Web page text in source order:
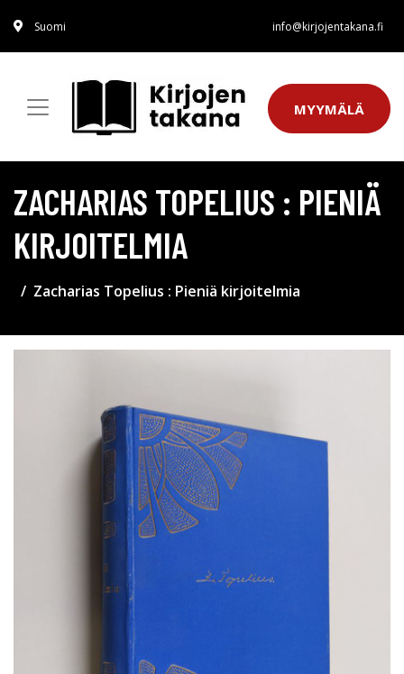
Suomi info@kirjojentakana.fi
MYYMÄLÄ
ZACHARIAS TOPELIUS : PIENIÄ
KIRJOITELMIA
Zacharias Topelius : Pieniä kirjoitelmia